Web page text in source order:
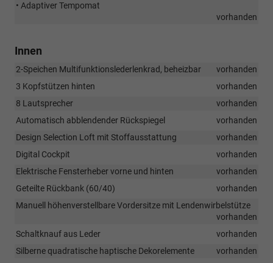
• Adaptiver Tempomat
vorhanden
Innen
2-Speichen Multifunktionslederlenkrad, beheizbar
vorhanden
3 Kopfstützen hinten
vorhanden
8 Lautsprecher
vorhanden
Automatisch abblendender Rückspiegel
vorhanden
Design Selection Loft mit Stoffausstattung
vorhanden
Digital Cockpit
vorhanden
Elektrische Fensterheber vorne und hinten
vorhanden
Geteilte Rückbank (60/40)
vorhanden
Manuell höhenverstellbare Vordersitze mit Lendenwirbelstütze
vorhanden
Schaltknauf aus Leder
vorhanden
Silberne quadratische haptische Dekorelemente
vorhanden